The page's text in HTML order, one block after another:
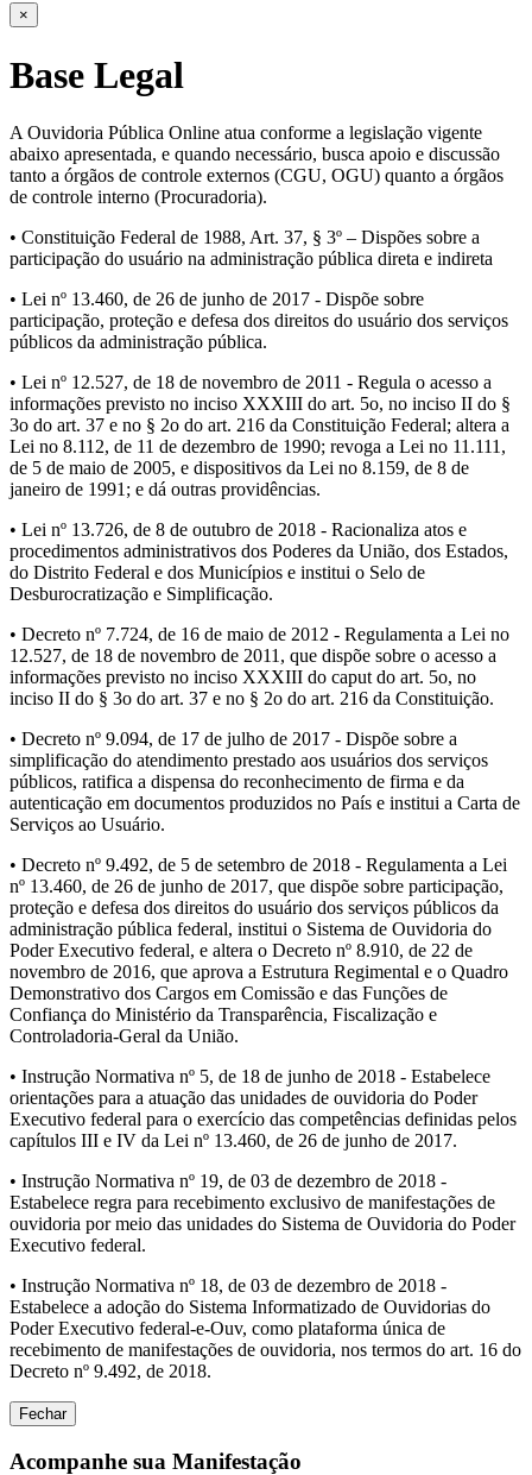
×
Base Legal
A Ouvidoria Pública Online atua conforme a legislação vigente
abaixo apresentada, e quando necessário, busca apoio e discussão
tanto a órgãos de controle externos (CGU, OGU) quanto a órgãos
de controle interno (Procuradoria).
• Constituição Federal de 1988, Art. 37, § 3º – Dispões sobre a
participação do usuário na administração pública direta e indireta
• Lei nº 13.460, de 26 de junho de 2017 - Dispõe sobre
participação, proteção e defesa dos direitos do usuário dos serviços
públicos da administração pública.
• Lei nº 12.527, de 18 de novembro de 2011 - Regula o acesso a
informações previsto no inciso XXXIII do art. 5o, no inciso II do §
3o do art. 37 e no § 2o do art. 216 da Constituição Federal; altera a
Lei no 8.112, de 11 de dezembro de 1990; revoga a Lei no 11.111,
de 5 de maio de 2005, e dispositivos da Lei no 8.159, de 8 de
janeiro de 1991; e dá outras providências.
• Lei nº 13.726, de 8 de outubro de 2018 - Racionaliza atos e
procedimentos administrativos dos Poderes da União, dos Estados,
do Distrito Federal e dos Municípios e institui o Selo de
Desburocratização e Simplificação.
• Decreto nº 7.724, de 16 de maio de 2012 - Regulamenta a Lei no
12.527, de 18 de novembro de 2011, que dispõe sobre o acesso a
informações previsto no inciso XXXIII do caput do art. 5o, no
inciso II do § 3o do art. 37 e no § 2o do art. 216 da Constituição.
• Decreto nº 9.094, de 17 de julho de 2017 - Dispõe sobre a
simplificação do atendimento prestado aos usuários dos serviços
públicos, ratifica a dispensa do reconhecimento de firma e da
autenticação em documentos produzidos no País e institui a Carta de
Serviços ao Usuário.
• Decreto nº 9.492, de 5 de setembro de 2018 - Regulamenta a Lei
nº 13.460, de 26 de junho de 2017, que dispõe sobre participação,
proteção e defesa dos direitos do usuário dos serviços públicos da
administração pública federal, institui o Sistema de Ouvidoria do
Poder Executivo federal, e altera o Decreto nº 8.910, de 22 de
novembro de 2016, que aprova a Estrutura Regimental e o Quadro
Demonstrativo dos Cargos em Comissão e das Funções de
Confiança do Ministério da Transparência, Fiscalização e
Controladoria-Geral da União.
• Instrução Normativa nº 5, de 18 de junho de 2018 - Estabelece
orientações para a atuação das unidades de ouvidoria do Poder
Executivo federal para o exercício das competências definidas pelos
capítulos III e IV da Lei nº 13.460, de 26 de junho de 2017.
• Instrução Normativa nº 19, de 03 de dezembro de 2018 -
Estabelece regra para recebimento exclusivo de manifestações de
ouvidoria por meio das unidades do Sistema de Ouvidoria do Poder
Executivo federal.
• Instrução Normativa nº 18, de 03 de dezembro de 2018 -
Estabelece a adoção do Sistema Informatizado de Ouvidorias do
Poder Executivo federal-e-Ouv, como plataforma única de
recebimento de manifestações de ouvidoria, nos termos do art. 16 do
Decreto nº 9.492, de 2018.
Fechar
Acompanhe sua Manifestação